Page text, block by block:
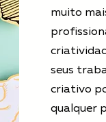
muito
seus
criativo
qualquer